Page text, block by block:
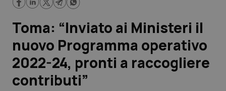
Lavoro e Professioni
Scienza e Farmaci
Studi e Analisi
Toma: “Inviato ai Ministeri il
nuovo Programma operativo
2022-24, pronti a raccogliere
contributi”